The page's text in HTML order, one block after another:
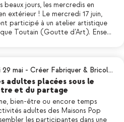
jours, les mercredis en
extérieur ! Le mercredi 17 juin,
participé à un atelier artistique
Toutain (Goutte d’Art). Ense…
29 mai - Créer Fabriquer & Bricol…
adultes placées sous le
et du partage
bien-être ou encore temps
adultes des Maisons Pop
les participantes dans une